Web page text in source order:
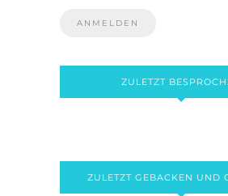
ZULETZT
ZULETZT GEBACKEN UND